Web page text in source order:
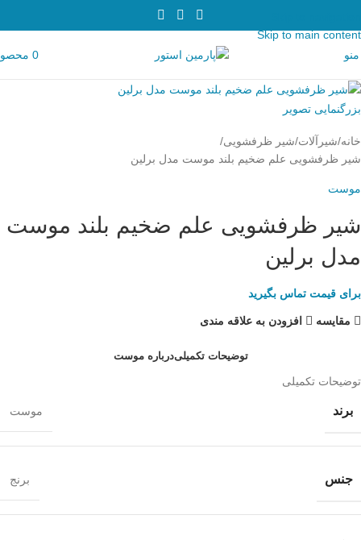
Skip to main content
منو
0
بزرگنمایی تصویر
خانه شیرآلات شیر ظرفشویی
شیر ظرفشویی علم ضخیم بلند موست مدل برلین
موست
شیر ظرفشویی علم ضخیم بلند موست
مدل برلین
برای قیمت تماس بگیرید
مقایسه افزودن به علاقه مندی
توضیحات تکمیلیدرباره موست
توضیحات تکمیلی
برند موست
جنس برنج